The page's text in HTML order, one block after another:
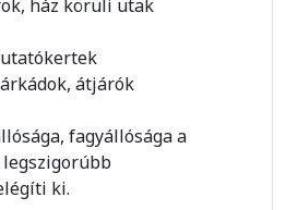
ház körüli utak
átjárók
fagyállósága a
ki.